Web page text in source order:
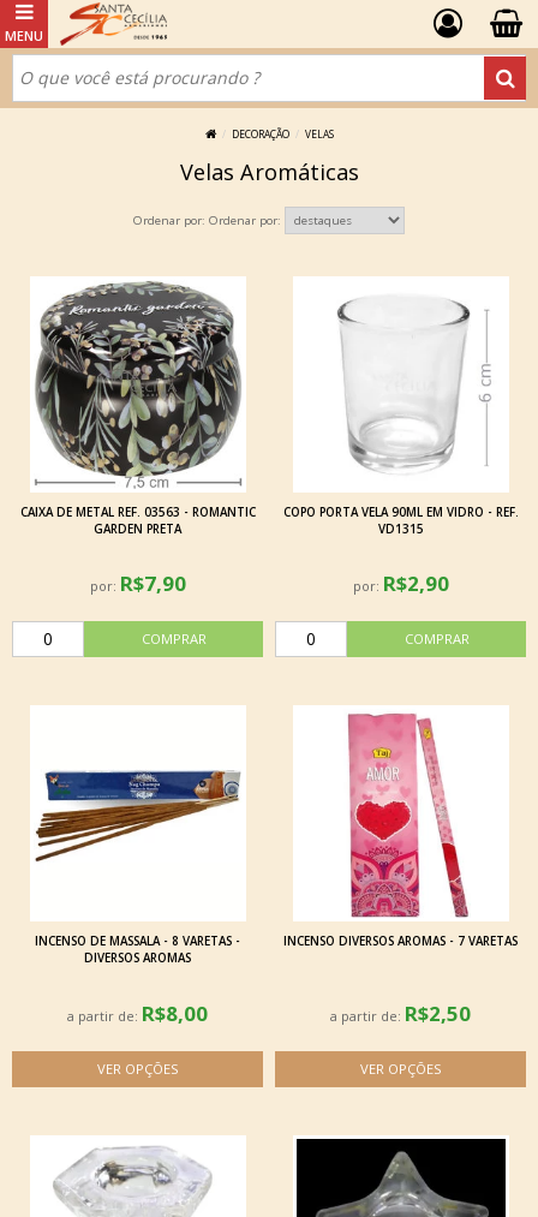
DECORAÇÃO VELAS
Velas Aromáticas
Ordenar por:
CAIXA DE METAL REF. 03563 - ROMANTIC
GARDEN PRETA
por: R$7,90
COPO PORTA VELA 90ML EM VIDRO - REF.
VD1315
por: R$2,90
INCENSO DE MASSALA - 8 VARETAS -
DIVERSOS AROMAS
a partir de: R$8,00
INCENSO DIVERSOS AROMAS - 7 VARETAS
a partir de: R$2,50